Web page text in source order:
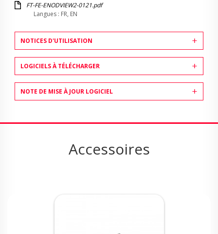
FT-FE-ENODVIEW2-0121.pdf
Langues : FR, EN
NOTICES D'UTILISATION
LOGICIELS À TÉLÉCHARGER
NOTE DE MISE À JOUR LOGICIEL
Accessoires